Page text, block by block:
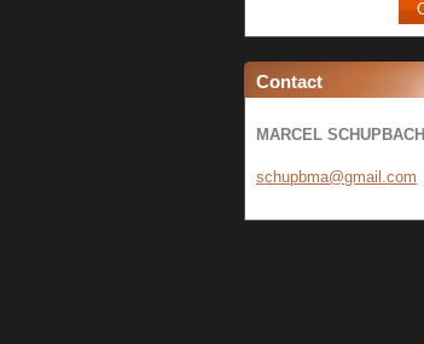
Contact
MARCEL SCHUPBACH
schupbma@gmail.com